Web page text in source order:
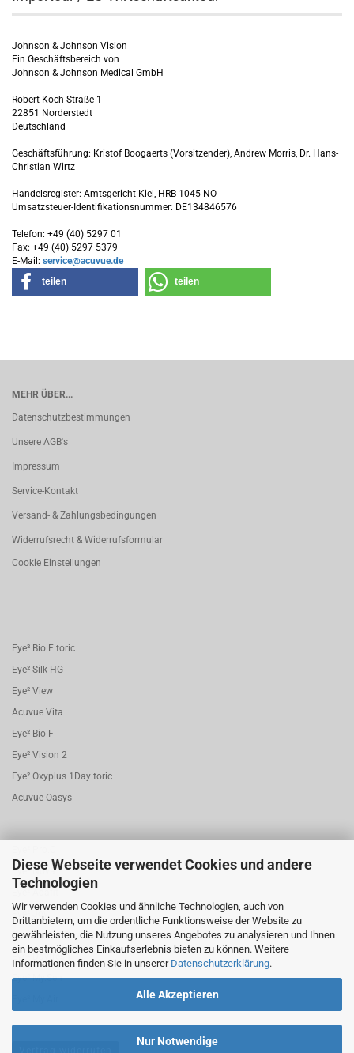
Diese Webseite verwendet Cookies und andere
Technologien
Wir verwenden Cookies und ähnliche Technologien, auch von
Drittanbietern, um die ordentliche Funktionsweise der Website zu
gewährleisten, die Nutzung unseres Angebotes zu analysieren und Ihnen
ein bestmögliches Einkaufserlebnis bieten zu können. Weitere
Informationen finden Sie in unserer Datenschutzerklärung.
Alle Akzeptieren
Nur Notwendige
Johnson & Johnson Vision
Ein Geschäftsbereich von
Johnson & Johnson Medical GmbH
Robert-Koch-Straße 1
22851 Norderstedt
Deutschland
Geschäftsführung: Kristof Boogaerts (Vorsitzender), Andrew Morris, Dr. Hans-
Christian Wirtz
Handelsregister: Amtsgericht Kiel, HRB 1045 NO
Umsatzsteuer-Identifikationsnummer: DE134846576
Telefon: +49 (40) 5297 01
Fax: +49 (40) 5297 5379
E-Mail: service@acuvue.de
teilen
teilen
MEHR ÜBER...
Datenschutzbestimmungen
Unsere AGB's
Impressum
Service-Kontakt
Versand- & Zahlungsbedingungen
Widerrufsrecht & Widerrufsformular
Cookie Einstellungen
Eye² Bio F toric
Eye² Silk HG
Eye² View
Acuvue Vita
Eye² Bio F
Eye² Vision 2
Eye² Oxyplus 1Day toric
Acuvue Oasys
Eye² Nova
Eye² Joy
Eye² Bio.F 1 Day torisch
Eye² Dayfresh
Eye² My.Sen